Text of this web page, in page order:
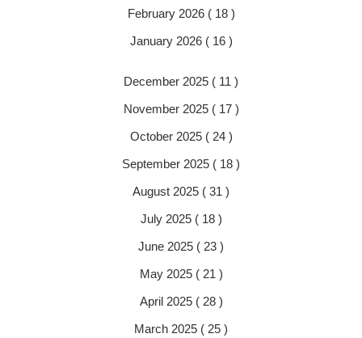
February 2026 ( 18 )
January 2026 ( 16 )
December 2025 ( 11 )
November 2025 ( 17 )
October 2025 ( 24 )
September 2025 ( 18 )
August 2025 ( 31 )
July 2025 ( 18 )
June 2025 ( 23 )
May 2025 ( 21 )
April 2025 ( 28 )
March 2025 ( 25 )